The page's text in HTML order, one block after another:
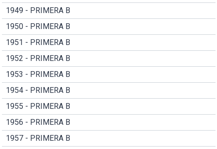
1949 - PRIMERA B
1950 - PRIMERA B
1951 - PRIMERA B
1952 - PRIMERA B
1953 - PRIMERA B
1954 - PRIMERA B
1955 - PRIMERA B
1956 - PRIMERA B
1957 - PRIMERA B